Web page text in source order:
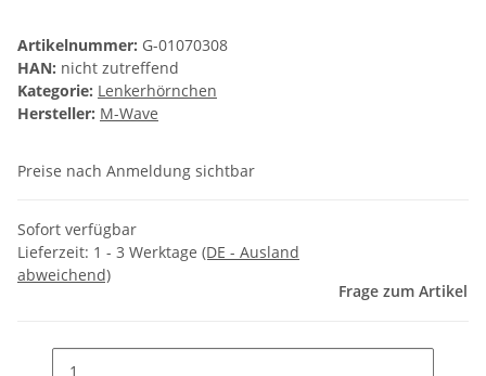
Artikelnummer: G-01070308
HAN: nicht zutreffend
Kategorie: Lenkerhörnchen
Hersteller: M-Wave
Preise nach Anmeldung sichtbar
Sofort verfügbar
Lieferzeit: 1 - 3 Werktage (DE - Ausland
abweichend)
Frage zum Artikel